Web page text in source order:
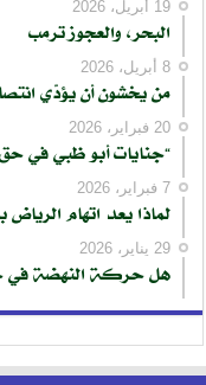
19 أبريل، 2026
البحر، والعجوز ترمب
8 أبريل، 2026
من يخشون أن يؤدّي
20 فبراير، 2026
“جنايات أبو ظبي في
7 فبراير، 2026
لماذا يعد اتهام الرياض
29 يناير، 2026
هل حركة النهضة في